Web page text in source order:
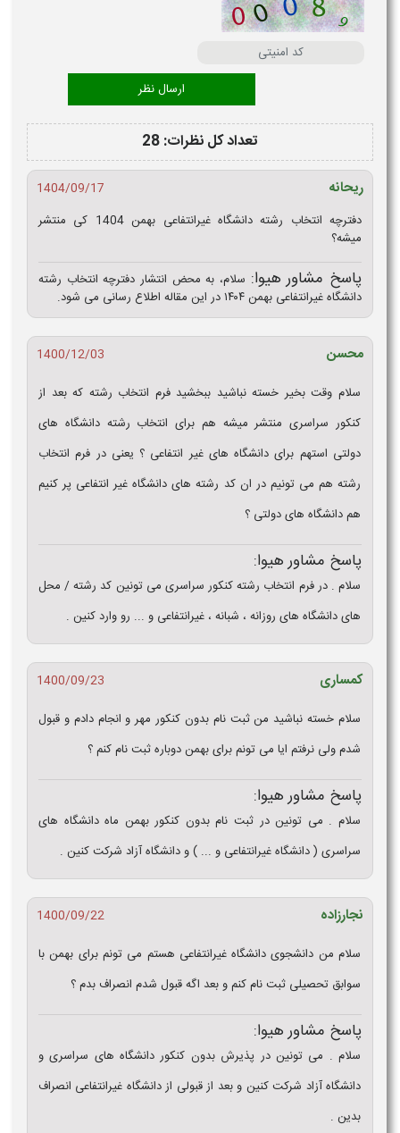
تعداد کل نظرات: 28
ریحانه
1404/09/17
دفترچه انتخاب رشته دانشگاه غیرانتفاعی بهمن 1404 کی منتشر
میشه؟
پاسخ مشاور هیوا: سلام، به محض انتشار دفترچه انتخاب رشته
دانشگاه غیرانتفاعی بهمن ۱۴۰۴ در این مقاله اطلاع رسانی می شود.
محسن
1400/12/03
سلام وقت بخیر خسته نباشید ببخشید فرم انتخاب رشته که بعد از
کنکور سراسری منتشر میشه هم برای انتخاب رشته دانشگاه های
دولتی استهم برای دانشگاه های غیر انتفاعی ؟ یعنی در فرم انتخاب
رشته هم می تونیم در ان کد رشته های دانشگاه غیر انتفاعی پر کنیم
هم دانشگاه های دولتی ؟
پاسخ مشاور هیوا:
سلام . در فرم انتخاب رشته کنکور سراسری می تونین کد رشته / محل
های دانشگاه های روزانه ، شبانه ، غیرانتفاعی و ... رو وارد کنین .
کمساری
1400/09/23
سلام خسته نباشید من ثبت نام بدون کنکور مهر و انجام دادم و قبول
شدم ولی نرفتم ایا می تونم برای بهمن دوباره ثبت نام کنم ؟
پاسخ مشاور هیوا:
سلام . می تونین در ثبت نام بدون کنکور بهمن ماه دانشگاه های
سراسری ( دانشگاه غیرانتفاعی و ... ) و دانشگاه آزاد شرکت کنین .
نجارزاده
1400/09/22
سلام من دانشجوی دانشگاه غیرانتفاعی هستم می تونم برای بهمن با
سوابق تحصیلی ثبت نام کنم و بعد اگه قبول شدم انصراف بدم ؟
پاسخ مشاور هیوا:
سلام . می تونین در پذیرش بدون کنکور دانشگاه های سراسری و
دانشگاه آزاد شرکت کنین و بعد از قبولی از دانشگاه غیرانتفاعی انصراف
بدین .